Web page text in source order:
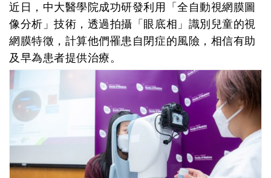
近日，中大醫學院成功研發利用「全自動視網膜圖
像分析」技術，透過拍攝「眼底相」識別兒童的視
網膜特徵，計算他們罹患自閉症的風險，相信有助
及早為患者提供治療。